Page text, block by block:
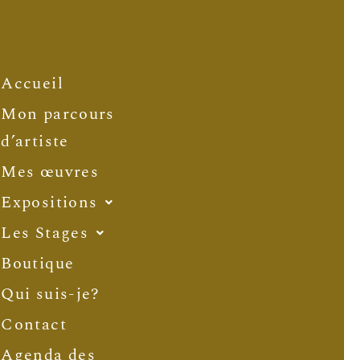
Accueil
Mon parcours
d’artiste
Mes œuvres
Expositions
Les Stages
Boutique
Qui suis-je?
Contact
Agenda des